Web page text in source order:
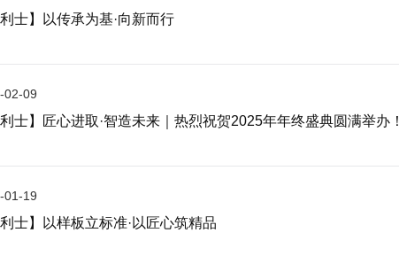
利士】以传承为基·向新而行
02-09
利士】匠心进取·智造未来｜热烈祝贺2025年年终盛典圆满举办！
01-19
利士】以样板立标准·以匠心筑精品